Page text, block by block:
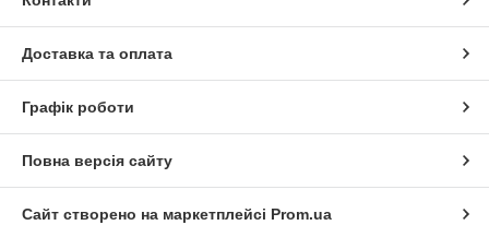
Доставка та оплата
Графік роботи
Повна версія сайту
Сайт створено на маркетплейсі Prom.ua